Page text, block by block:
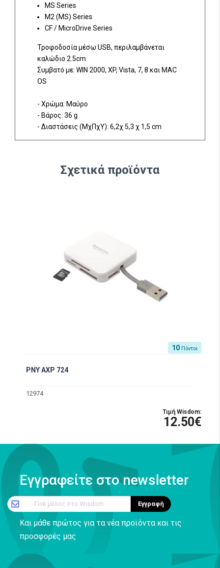
MS Series
M2 (MS) Series
CF / MicroDrive Series
Τροφοδοσία μέσω USB, περιλαμβάνεται
καλώδιο 2.5cm
Συμβατό με: WIN 2000, XP, Vista, 7, 8 και MAC
OS
- Χρώμα: Μαύρο
- Βάρος: 36 g
- Διαστάσεις (ΜχΠχΥ): 6,2χ 5,3 χ 1,5 cm
Σχετικά προϊόντα
10 Πόντοι
PNY AXP 724
12974
Τιμή Wisdom:
12.50€
Εγγραφείτε στο newsletter
Γίνε μέλος στο Wisdom Εγγραφή
Και μάθε πρώτος για τα νέα προϊόντα και τις
προσφορές μας